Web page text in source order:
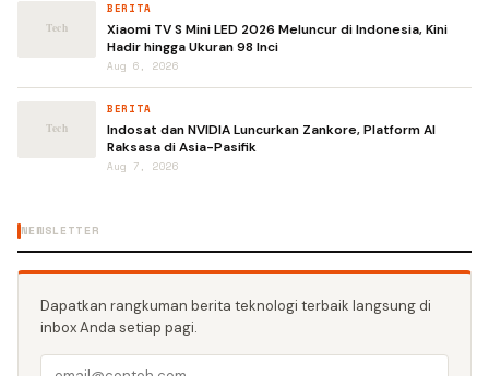
BERITA
Xiaomi TV S Mini LED 2026 Meluncur di Indonesia, Kini
Hadir hingga Ukuran 98 Inci
Aug 6, 2026
BERITA
Indosat dan NVIDIA Luncurkan Zankore, Platform AI
Raksasa di Asia-Pasifik
Aug 7, 2026
NEWSLETTER
Dapatkan rangkuman berita teknologi terbaik langsung di
inbox Anda setiap pagi.